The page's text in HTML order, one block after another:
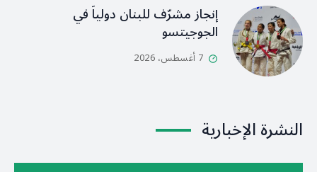
إنجاز مشرّف للبنان دولياً في
الجوجيتسو
7 أغسطس، 2026
النشرة الإخبارية